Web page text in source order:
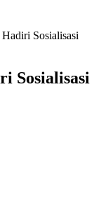
Sosialisasi
Sosialisasi